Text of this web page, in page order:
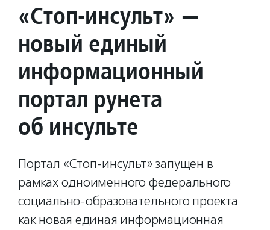
«Стоп-инсульт» —
новый единый
информационный
портал рунета
об инсульте
Портал «Стоп-инсульт» запущен в
рамках одноименного федерального
социально-образовательного проекта
как новая единая информационная